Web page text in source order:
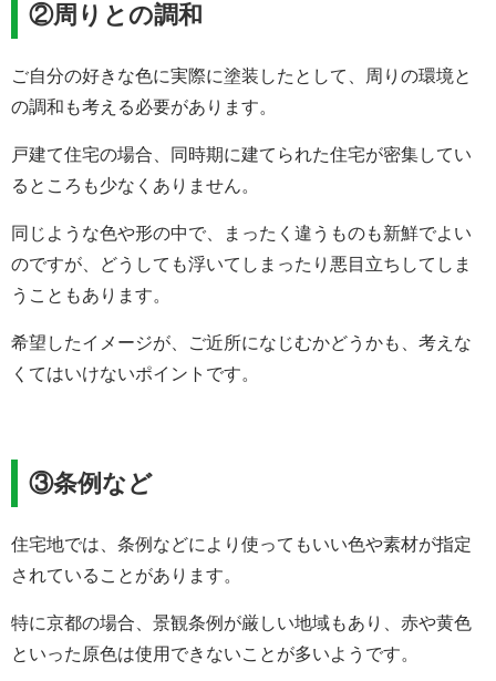
②周りとの調和
ご自分の好きな色に実際に塗装したとして、周りの環境と
の調和も考える必要があります。
戸建て住宅の場合、同時期に建てられた住宅が密集してい
るところも少なくありません。
同じような色や形の中で、まったく違うものも新鮮でよい
のですが、どうしても浮いてしまったり悪目立ちしてしま
うこともあります。
希望したイメージが、ご近所になじむかどうかも、考えな
くてはいけないポイントです。
③条例など
住宅地では、条例などにより使ってもいい色や素材が指定
されていることがあります。
特に京都の場合、景観条例が厳しい地域もあり、赤や黄色
といった原色は使用できないことが多いようです。